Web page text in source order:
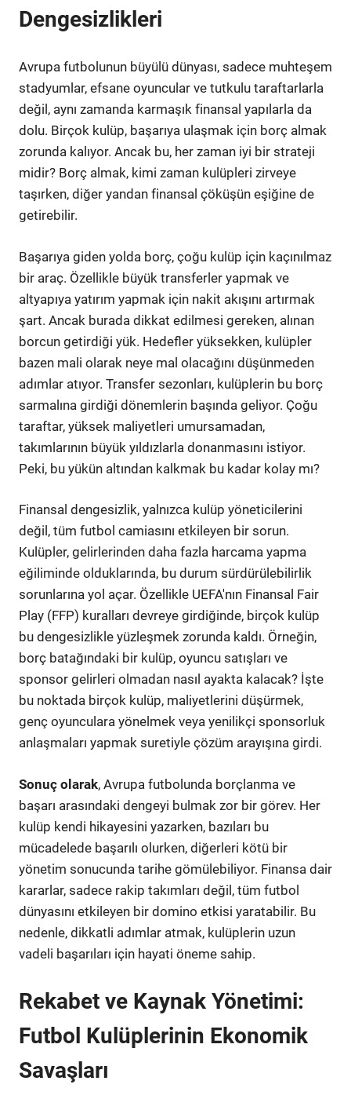
Dengesizlikleri
Avrupa futbolunun büyülü dünyası, sadece muhteşem
stadyumlar, efsane oyuncular ve tutkulu taraftarlarla
değil, aynı zamanda karmaşık finansal yapılarla da
dolu. Birçok kulüp, başarıya ulaşmak için borç almak
zorunda kalıyor. Ancak bu, her zaman iyi bir strateji
midir? Borç almak, kimi zaman kulüpleri zirveye
taşırken, diğer yandan finansal çöküşün eşiğine de
getirebilir.
Başarıya giden yolda borç, çoğu kulüp için kaçınılmaz
bir araç. Özellikle büyük transferler yapmak ve
altyapıya yatırım yapmak için nakit akışını artırmak
şart. Ancak burada dikkat edilmesi gereken, alınan
borcun getirdiği yük. Hedefler yüksekken, kulüpler
bazen mali olarak neye mal olacağını düşünmeden
adımlar atıyor. Transfer sezonları, kulüplerin bu borç
sarmalına girdiği dönemlerin başında geliyor. Çoğu
taraftar, yüksek maliyetleri umursamadan,
takımlarının büyük yıldızlarla donanmasını istiyor.
Peki, bu yükün altından kalkmak bu kadar kolay mı?
Finansal dengesizlik, yalnızca kulüp yöneticilerini
değil, tüm futbol camiasını etkileyen bir sorun.
Kulüpler, gelirlerinden daha fazla harcama yapma
eğiliminde olduklarında, bu durum sürdürülebilirlik
sorunlarına yol açar. Özellikle UEFA'nın Finansal Fair
Play (FFP) kuralları devreye girdiğinde, birçok kulüp
bu dengesizlikle yüzleşmek zorunda kaldı. Örneğin,
borç batağındaki bir kulüp, oyuncu satışları ve
sponsor gelirleri olmadan nasıl ayakta kalacak? İşte
bu noktada birçok kulüp, maliyetlerini düşürmek,
genç oyunculara yönelmek veya yenilikçi sponsorluk
anlaşmaları yapmak suretiyle çözüm arayışına girdi.
Sonuç olarak, Avrupa futbolunda borçlanma ve
başarı arasındaki dengeyi bulmak zor bir görev. Her
kulüp kendi hikayesini yazarken, bazıları bu
mücadelede başarılı olurken, diğerleri kötü bir
yönetim sonucunda tarihe gömülebiliyor. Finansa dair
kararlar, sadece rakip takımları değil, tüm futbol
dünyasını etkileyen bir domino etkisi yaratabilir. Bu
nedenle, dikkatli adımlar atmak, kulüplerin uzun
vadeli başarıları için hayati öneme sahip.
Rekabet ve Kaynak Yönetimi:
Futbol Kulüplerinin Ekonomik
Savaşları